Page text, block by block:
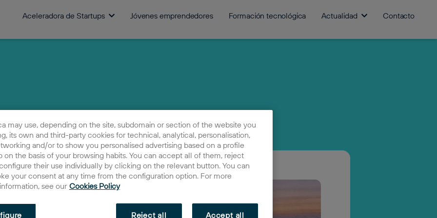
Aceleradora de Startups Jóvenes emprendedores Formación tecnológica Actualidad Contacto
may use, depending on the site, subdomain or section of the website you
its own and third-party cookies for technical, analytical, personalisation,
and/or to show you personalised advertising based on a profile
on the basis of your browsing habits. You can accept all of them, reject
their use individually by clicking on the relevant button. You can
your consent at any time from the configuration option. For more
see our Cookies Policy
Reject all Accept all